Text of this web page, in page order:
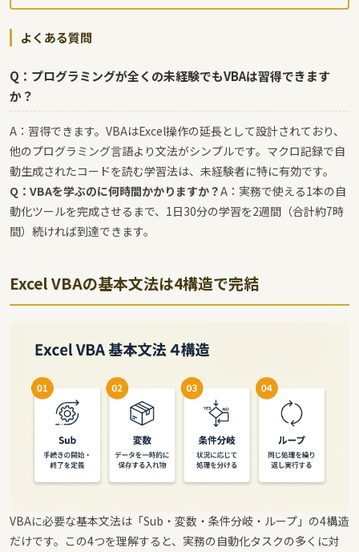
よくある質問
Q：プログラミングが全くの未経験でもVBAは習得できます
か？
A：習得できます。VBAはExcel操作の延長として設計されており、
他のプログラミング言語より文法がシンプルです。マクロ記録で自
動生成されたコードを読む学習法は、未経験者に特に有効です。
Q：VBAを学ぶのに何時間かかりますか？A：実務で使える1本の自
動化ツールを完成させるまで、1日30分の学習を2週間（合計約7時
間）続ければ到達できます。
Excel VBAの基本文法は4構造で完結
VBAに必要な基本文法は「Sub・変数・条件分岐・ループ」の4構造
だけです。この4つを理解すると、実務の自動化タスクの多くに対